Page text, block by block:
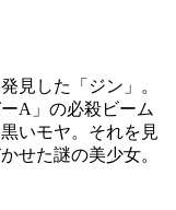
見した「ジン」。
A」の必殺ビーム
いモヤ。それを見
せた謎の美少女。